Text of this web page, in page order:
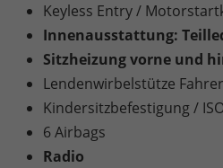
Keyless Entry /
Innenausstattung:
Sitzheizung vorne und
Lendenwirbelstütze
Kindersitzbefestigung /
6 Airbags
Radio